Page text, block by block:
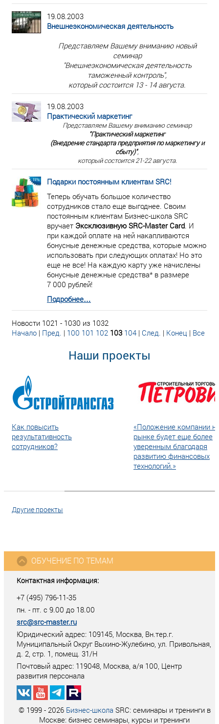
19.08.2003
Внешнеэкономическая деятельность
Представляем Вашему вниманию новый
семинар
"Внешнеэкономическая деятельность
таможенный контроль",
который состоится 13 - 14 августа.
19.08.2003
Практический маркетинг
Представляем Вашему вниманию семинар
"Практический маркетинг
(Внедрение стандарта предприятия по маркетингу и
сбыту)",
который состоится 21-22 августа.
Подарки постоянным клиентам SRC!
Теперь обучать большое количество
сотрудников стало еще выгоднее. Своим
постоянным клиентам Бизнес-школа SRC
вручает Эксклюзивную SRC-Master Card. И
при каждой оплате на ней накапливаются
бонусные денежные средства, которые можно
использовать при следующих оплатах! Но это
еще не все! На каждую карту уже начислены
бонусные денежные средства* в размере
7 000 рублей!
Подробнее…
Новости 1021 - 1030 из 1032
Начало | Пред. | 100 101 102 103 104 | След. | Конец | Все
Наши проекты
Как повысить
результативность
сотрудников?
«Положение компании
рынке будет еще более
уверенным благодаря
развитию финансовых
технологий.»
Другие проекты
Контактная информация:
+7 (495) 796-11-35
пн. - пт. с 9.00 до 18.00
src@src-master.ru
Юридический адрес: 109145, Москва, Вн.тер.г.
Муниципальный Округ Выхино-Жулебино, ул. Привольная,
д. 2, стр. 1, помещ. 31/Н
Почтовый адрес: 119048, Москва, а/я 100, Центр
развития персонала
ОБУЧЕНИЕ ПО ТЕМАМ
© 1999 - 2026 Бизнес-школа SRC: семинары и тренинги в
Москве: бизнес семинары, курсы и тренинги